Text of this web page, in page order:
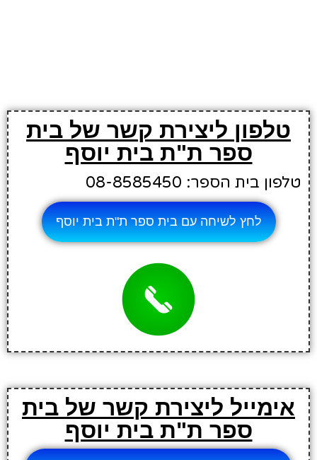
טלפון ליצירת קשר של בית
ספר ת"ת בית יוסף
טלפון בית הספר: 08-8585450
לחץ לשיחה עם בית ספר ת"ת בית יוסף
אימייל ליצירת קשר של בית
ספר ת"ת בית יוסף